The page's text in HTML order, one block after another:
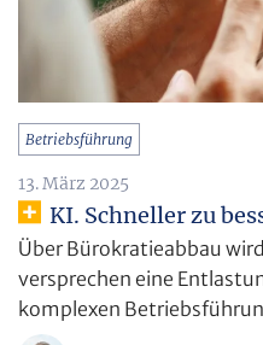
Betriebsführung
13. März 2025
KI. Schneller zu
Über Bürokratieabbau
versprechen eine
komplexen